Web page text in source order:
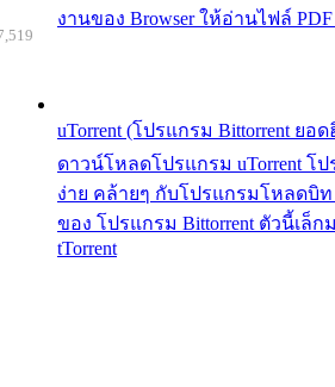
งานของ Browser ให้อ่านไฟล์
uTorrent (โปรแกรม Bittorrent ยอ
ดาวน์โหลดโปรแกรม uTorrent โป
ง่าย คล้ายๆ กับโปรแกรมโหลดบิท
ของ โปรแกรม Bittorrent ตัวนี้เล็ก
tTorrent